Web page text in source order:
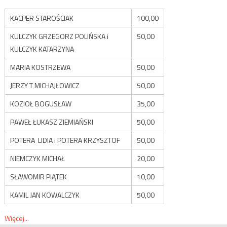
KACPER STAROŚCIAK
100,00
KULCZYK GRZEGORZ POLIŃSKA i
KULCZYK KATARZYNA
50,00
MARIA KOSTRZEWA
50,00
JERZY T MICHAJŁOWICZ
50,00
KOZIOŁ BOGUSŁAW
35,00
PAWEŁ ŁUKASZ ZIEMIAŃSKI
50,00
POTERA LIDIA i POTERA KRZYSZTOF
50,00
NIEMCZYK MICHAŁ
20,00
SŁAWOMIR PIĄTEK
10,00
KAMIL JAN KOWALCZYK
50,00
Więcej...